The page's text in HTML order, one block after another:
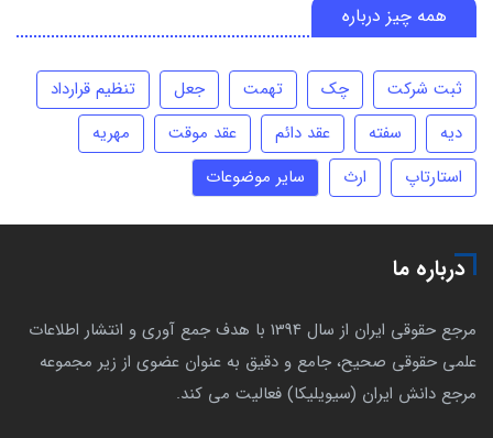
همه چیز درباره
ثبت شرکت چک تهمت جعل
تنظیم قرارداد
دیه
سفته عقد دائم عقد موقت
مهریه
استارتاپ
ارث سایر موضوعات
درباره ما
مرجع حقوقی ایران از سال 1394 با هدف جمع آوری و انتشار اطلاعات
علمی حقوقی صحیح، جامع و دقیق به عنوان عضوی از زیر مجموعه
مرجع دانش ایران (سیویلیکا) فعالیت می کند.